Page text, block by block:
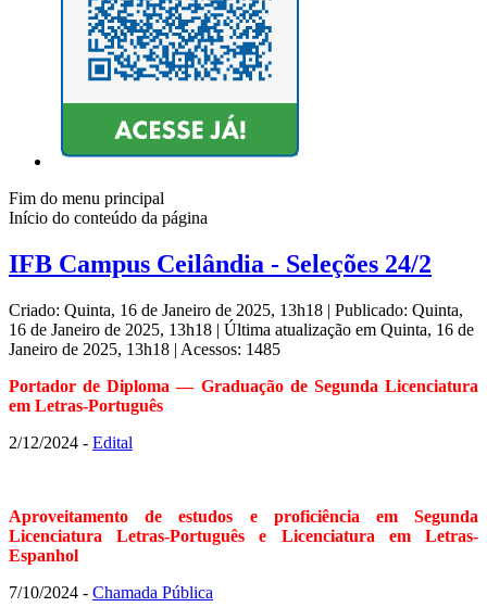
Fim do menu principal
Início do conteúdo da página
IFB Campus Ceilândia - Seleções 24/2
Criado: Quinta, 16 de Janeiro de 2025, 13h18 | Publicado: Quinta,
16 de Janeiro de 2025, 13h18 | Última atualização em Quinta, 16 de
Janeiro de 2025, 13h18 | Acessos: 1485
Portador de Diploma — Graduação de Segunda Licenciatura
em Letras-Português
2/12/2024 - Edital
Aproveitamento de estudos e proficiência em Segunda
Licenciatura Letras-Português e Licenciatura em Letras-
Espanhol
7/10/2024 - Chamada Pública